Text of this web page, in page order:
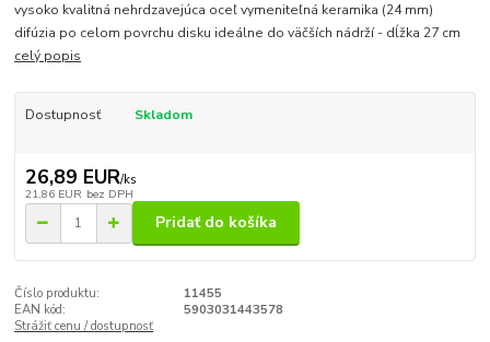
vysoko kvalitná nehrdzavejúca oceľ vymeniteľná keramika (24 mm)
difúzia po celom povrchu disku ideálne do väčších nádrží - dĺžka 27 cm
celý popis
Dostupnosť Skladom
26,89 EUR/ks
21,86 EUR bez DPH
Pridať do košíka
Číslo produktu:
11455
EAN kód:
5903031443578
Strážiť cenu / dostupnosť